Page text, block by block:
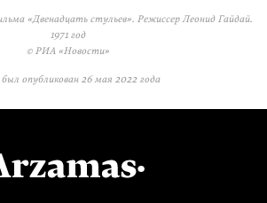
«Двенадцать стульев». Режиссер Леонид Гайдай.
1971 год
© РИА «Новости»
опубликован 26 мая 2022 года